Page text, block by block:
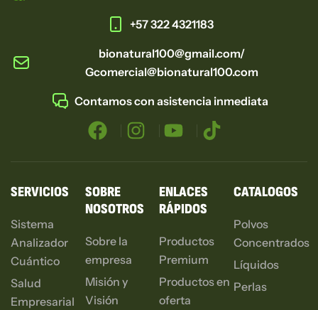
+57 322 4321183
bionatural100@gmail.com/
Gcomercial@bionatural100.com
Contamos con asistencia inmediata
SERVICIOS
Sistema
Analizador
Cuántico
Salud
Empresarial
SOBRE
NOSOTROS
Sobre la
empresa
Misión y
Visión
ENLACES
RÁPIDOS
Productos
Premium
Productos en
oferta
CATALOGOS
Polvos
Concentrados
Líquidos
Perlas